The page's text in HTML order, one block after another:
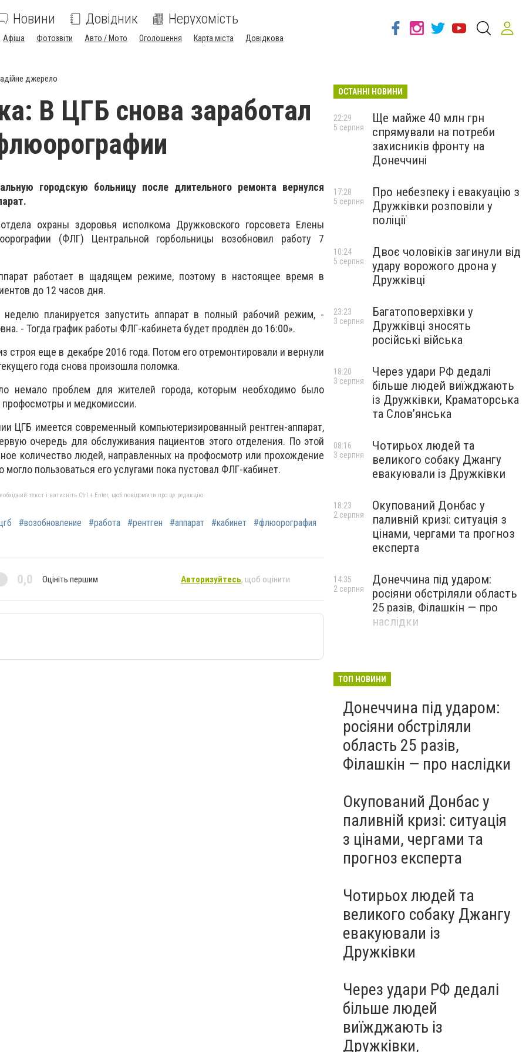
Новини Довідник Нерухомість
Афіша Фотозвіти Авто / Мото Оголошення Карта міста Довідкова
джерело
В ЦГБ снова заработал
городскую больницу после длительного ремонта вернулся
охраны здоровья исполкома Дружковского горсовета Елены
(ФЛГ) Центральной горбольницы возобновил работу 7
работает в щадящем режиме, поэтому в настоящее время в
до 12 часов дня.
неделю планируется запустить аппарат в полный рабочий режим, -
- Тогда график работы ФЛГ-кабинета будет продлён до 16:00».
строя еще в декабре 2016 года. Потом его отремонтировали и вернули
года снова произошла поломка.
немало проблем для жителей города, которым необходимо было
профосмотры и медкомиссии.
ЦГБ имеется современный компьютеризированный рентген-аппарат,
очередь для обслуживания пациентов этого отделения. По этой
количество людей, направленных на профосмотр или прохождение
пользоваться его услугами пока пустовал ФЛГ-кабинет.
текст і натисніть Ctrl + Enter, щоб повідомити про це редакцію
#возобновление #работа #рентген #аппарат #кабинет #флюорография
0,0 Оцініть першим Авторизуйтесь, щоб оцінити
ОСТАННІ НОВИНИ
Ще майже 40 млн грн
спрямували на потреби
захисників фронту на
Донеччині
22:29
5 серпня
Про небезпеку і евакуацію з
Дружківки розповіли у
поліції
17:28
5 серпня
Двоє чоловіків загинули від
удару ворожого дрона у
Дружківці
10:24
5 серпня
Багатоповерхівки у
Дружківці зносять
російські війська
23:23
3 серпня
Через удари РФ дедалі
більше людей виїжджають
із Дружківки, Краматорська
та Слов’янська
18:20
3 серпня
Чотирьох людей та
великого собаку Джангу
евакуювали із Дружківки
08:16
3 серпня
Окупований Донбас у
паливній кризі: ситуація з
цінами, чергами та прогноз
експерта
18:23
2 серпня
Донеччина під ударом:
росіяни обстріляли область
25 разів, Філашкін — про
наслідки
14:35
2 серпня
ТОП НОВИНИ
Донеччина під ударом:
росіяни обстріляли
область 25 разів,
Філашкін — про наслідки
Окупований Донбас у
паливній кризі: ситуація
з цінами, чергами та
прогноз експерта
Чотирьох людей та
великого собаку Джангу
евакуювали із
Дружківки
Через удари РФ дедалі
більше людей
виїжджають із
Дружківки,